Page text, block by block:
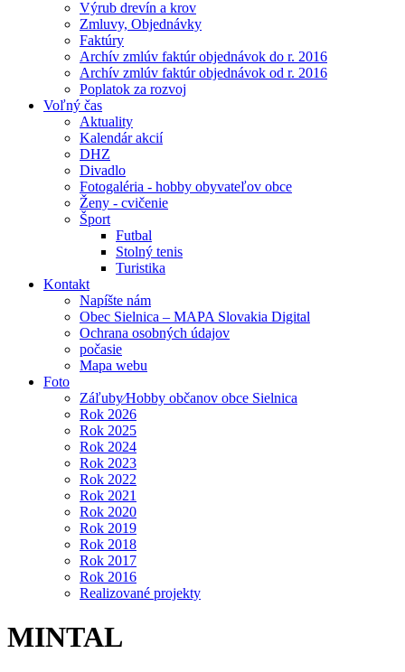
Výrub drevín a krov
Zmluvy, Objednávky
Faktúry
Archív zmlúv faktúr objednávok do r. 2016
Archív zmlúv faktúr objednávok od r. 2016
Poplatok za rozvoj
Voľný čas
Aktuality
Kalendár akcií
DHZ
Divadlo
Fotogaléria - hobby obyvateľov obce
Ženy - cvičenie
Šport
Futbal
Stolný tenis
Turistika
Kontakt
Napíšte nám
Obec Sielnica – MAPA Slovakia Digital
Ochrana osobných údajov
počasie
Mapa webu
Foto
Záľuby⁄Hobby občanov obce Sielnica
Rok 2026
Rok 2025
Rok 2024
Rok 2023
Rok 2022
Rok 2021
Rok 2020
Rok 2019
Rok 2018
Rok 2017
Rok 2016
Realizované projekty
MINTAL